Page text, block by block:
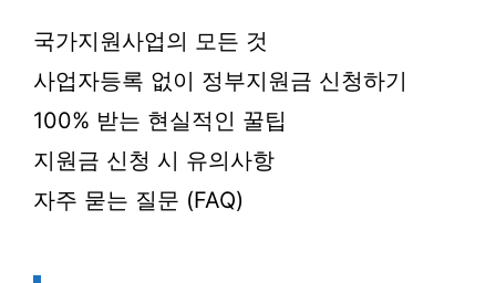
국가지원사업의 모든 것
사업자등록 없이 정부지원금 신청하기
100% 받는 현실적인 꿀팁
지원금 신청 시 유의사항
자주 묻는 질문 (FAQ)